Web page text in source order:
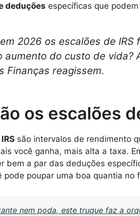
deduções específicas que
2026 os escalões de
aumento do custo de vida?
Finanças reagissem.
os escalões
são intervalos de rendimento
você ganha, mais alta a taxa.
bem a par das deduções
pode poupar uma boa quantia no
nem poda, este truque faz a